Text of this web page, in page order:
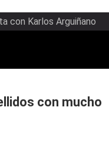
con Karlos Arguiñano
con mucho